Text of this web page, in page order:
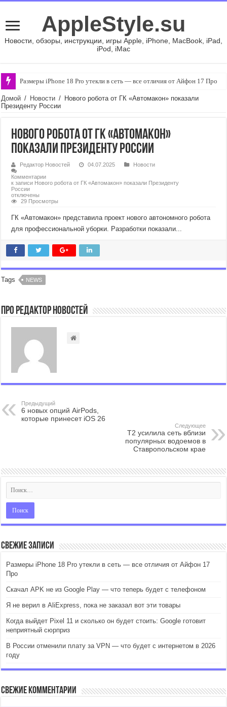
AppleStyle.su
Новости, обзоры, инструкции, игры Apple, iPhone, MacBook, iPad,
iPod, iMac
Размеры iPhone 18 Pro утекли в сеть — все отличия от Айфон 17 Про
Домой / Новости / Нового робота от ГК «Автомакон» показали
Президенту России
Нового робота от ГК «Автомакон»
показали Президенту России
Редактор Новостей 04.07.2025
Новости
Комментарии
к записи Нового робота от ГК «Автомакон» показали Президенту
России
отключены
29 Просмотры
ГК «Автомакон» представила проект нового автономного робота
для профессиональной уборки. Разработки показали...
Tags NEWS
Про Редактор Новостей
Предыдущий
6 новых опций AirPods,
которые принесет iOS 26
Следующее
T2 усилила сеть вблизи
популярных водоемов в
Ставропольском крае
Свежие записи
Размеры iPhone 18 Pro утекли в сеть — все отличия от Айфон 17
Про
Скачал APK не из Google Play — что теперь будет с телефоном
Я не верил в AliExpress, пока не заказал вот эти товары
Когда выйдет Pixel 11 и сколько он будет стоить: Google готовит
неприятный сюрприз
В России отменили плату за VPN — что будет с интернетом в 2026
году
Свежие комментарии